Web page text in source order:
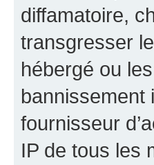
diffamatoire,
transgresser
hébergé ou
bannissement
fournisseur
IP de tous les